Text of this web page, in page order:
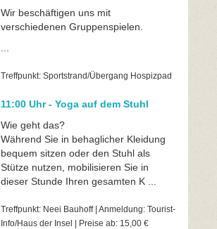
Wir beschäftigen uns mit
verschiedenen Gruppenspielen.
Treffpunkt: Sportstrand/Übergang Hospizpad
11:00 Uhr - Yoga auf dem Stuhl
Wie geht das?
Während Sie in behaglicher Kleidung
bequem sitzen oder den Stuhl als
Stütze nutzen, mobilisieren Sie in
dieser Stunde Ihren gesamten K ...
Treffpunkt: Neei Bauhoff | Anmeldung: Tourist-
Info/Haus der Insel | Preise ab: 15,00 €